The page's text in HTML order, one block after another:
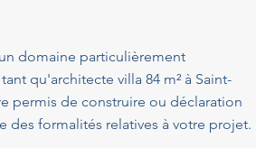
domaine particulièrement
qu'architecte villa 84 m² à Saint-
permis de construire ou déclaration
des formalités relatives à votre projet.